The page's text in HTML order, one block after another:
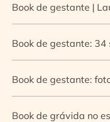
Book de gestante |
Book de gestante: 34
Book de gestante:
Book de grávida no